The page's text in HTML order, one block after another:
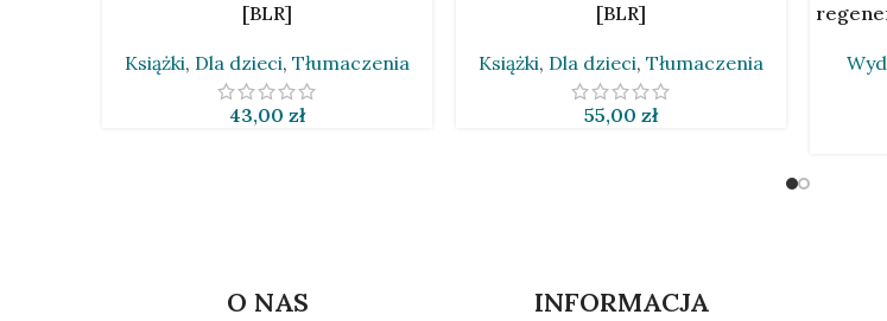
[BLR]
Książki, Dla dzieci, Tłumaczenia
43,00 zł
[BLR]
Książki, Dla dzieci, Tłumaczenia
55,00 zł
O NAS INFORMACJA